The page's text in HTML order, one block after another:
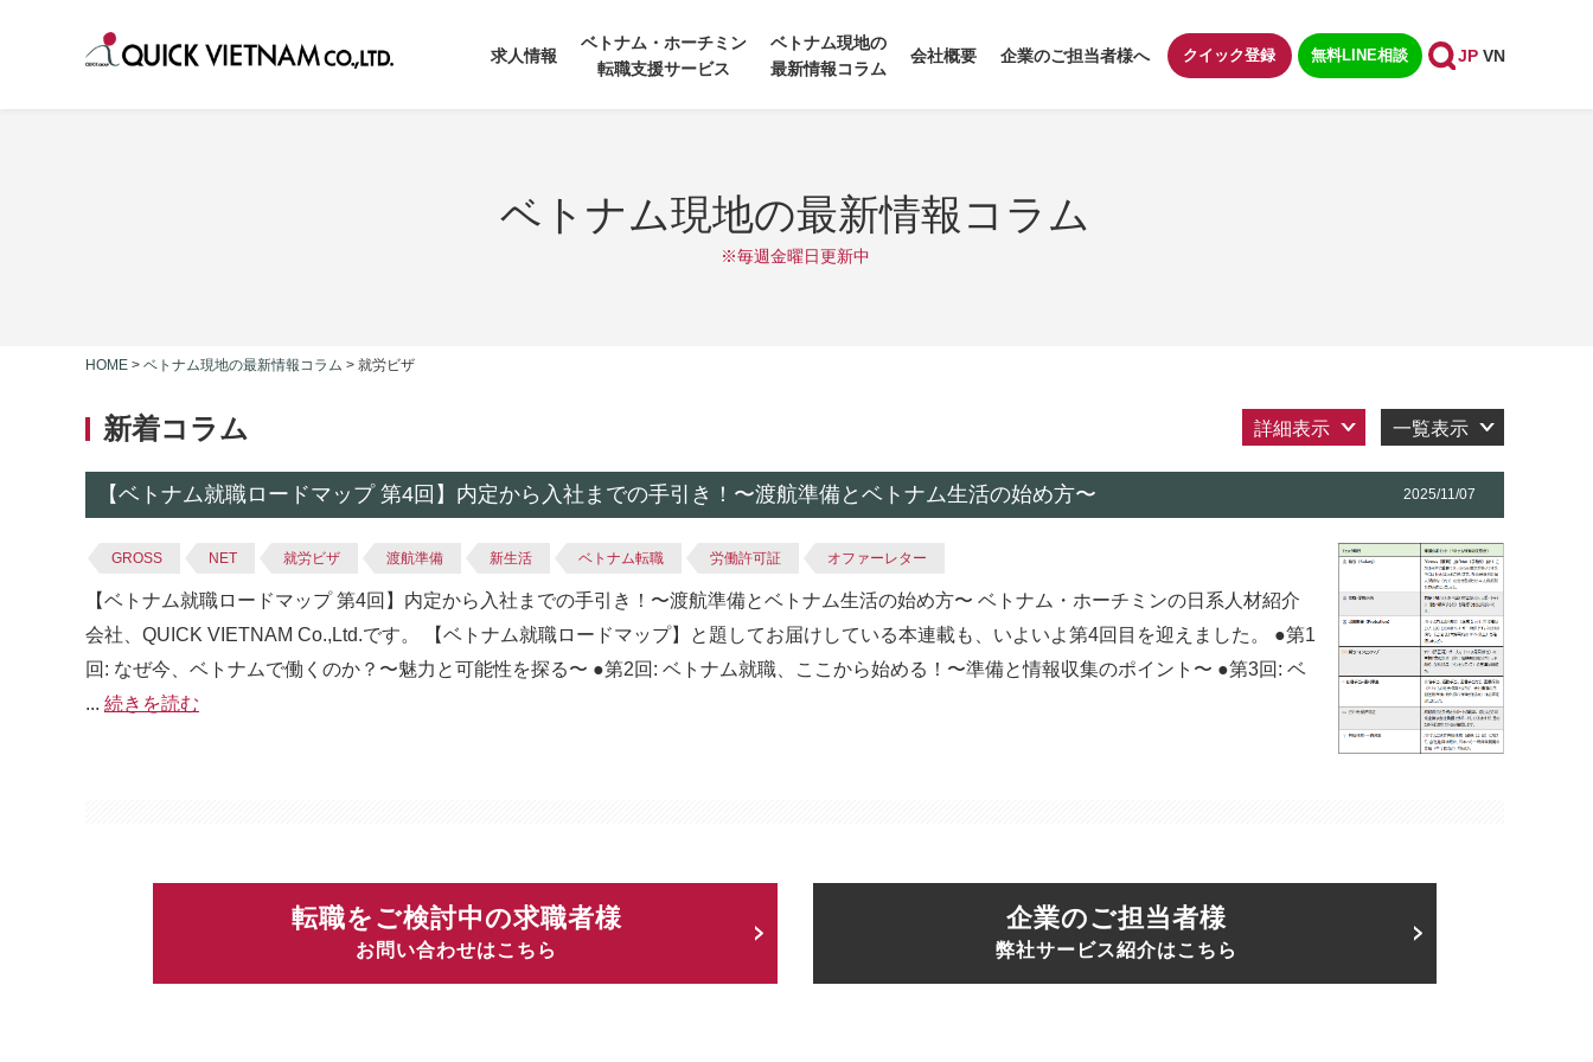
求人情報
ベトナム・ホーチミン
転職支援サービス
ベトナム現地の
最新情報コラム
会社概要 企業のご担当者様へ クイック登録 無料LINE相談 JP VN
ベトナム現地の最新情報コラム
※毎週金曜日更新中
HOME > ベトナム現地の最新情報コラム > 就労ビザ
詳細表示 一覧表示
新着コラム
【ベトナム就職ロードマップ 第4回】内定から入社までの手引き！〜渡航準備とベトナム生活の始め方〜 2025/11/07
GROSS NET 就労ビザ 渡航準備 新生活 ベトナム転職 労働許可証 オファーレター
【ベトナム就職ロードマップ 第4回】内定から入社までの手引き！〜渡航準備とベトナム生活の始め方〜 ベトナム・ホーチミンの日系人材紹介
会社、QUICK VIETNAM Co.,Ltd.です。 【ベトナム就職ロードマップ】と題してお届けしている本連載も、いよいよ第4回目を迎えました。 ●第1
回: なぜ今、ベトナムで働くのか？〜魅力と可能性を探る〜 ●第2回: ベトナム就職、ここから始める！〜準備と情報収集のポイント〜 ●第3回: ベ
... 続きを読む
転職をご検討中の求職者様
お問い合わせはこちら
企業のご担当者様
弊社サービス紹介はこちら